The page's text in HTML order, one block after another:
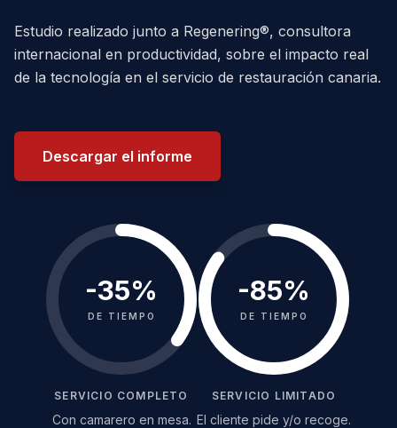
Estudio realizado junto a Regenering®, consultora
internacional en productividad, sobre el impacto real
de la tecnología en el servicio de restauración canaria.
Descargar el informe
-35%
DE TIEMPO
SERVICIO COMPLETO
Con camarero en mesa.
-85%
DE TIEMPO
SERVICIO LIMITADO
El cliente pide y/o recoge.